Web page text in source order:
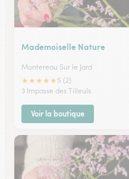
Mademoiselle Nature
Montereau Sur le Jard
★★★★★ 5 (2)
3 Impasse des Tilleuls
Voir la boutique